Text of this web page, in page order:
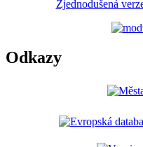
Zjednodušená
Odkazy